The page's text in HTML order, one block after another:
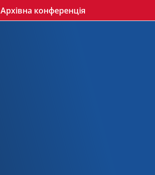
Архівна конференція